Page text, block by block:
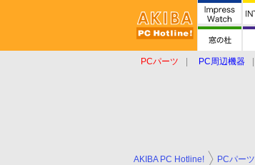
PCパーツ PC周辺機器
AKIBA PC Hotline! PCパーツ